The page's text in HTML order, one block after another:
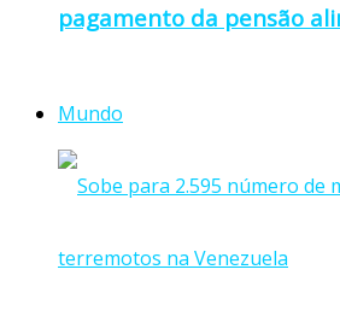
pagamento da pensão
Mundo